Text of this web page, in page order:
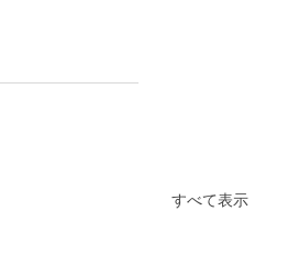
すべて表示